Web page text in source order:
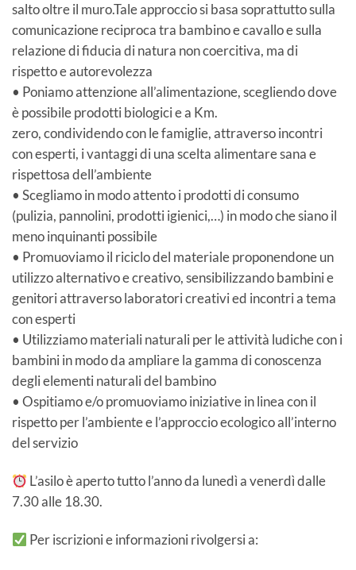
salto oltre il muro.Tale approccio si basa soprattutto sulla
comunicazione reciproca tra bambino e cavallo e sulla
relazione di fiducia di natura non coercitiva, ma di
rispetto e autorevolezza
• Poniamo attenzione all’alimentazione, scegliendo dove
è possibile prodotti biologici e a Km.
zero, condividendo con le famiglie, attraverso incontri
con esperti, i vantaggi di una scelta alimentare sana e
rispettosa dell’ambiente
• Scegliamo in modo attento i prodotti di consumo
(pulizia, pannolini, prodotti igienici,…) in modo che siano il
meno inquinanti possibile
• Promuoviamo il riciclo del materiale proponendone un
utilizzo alternativo e creativo, sensibilizzando bambini e
genitori attraverso laboratori creativi ed incontri a tema
con esperti
• Utilizziamo materiali naturali per le attività ludiche con i
bambini in modo da ampliare la gamma di conoscenza
degli elementi naturali del bambino
• Ospitiamo e/o promuoviamo iniziative in linea con il
rispetto per l’ambiente e l’approccio ecologico all’interno
del servizio
L’asilo è aperto tutto l’anno da lunedì a venerdì dalle
7.30 alle 18.30.
Per iscrizioni e informazioni rivolgersi a: